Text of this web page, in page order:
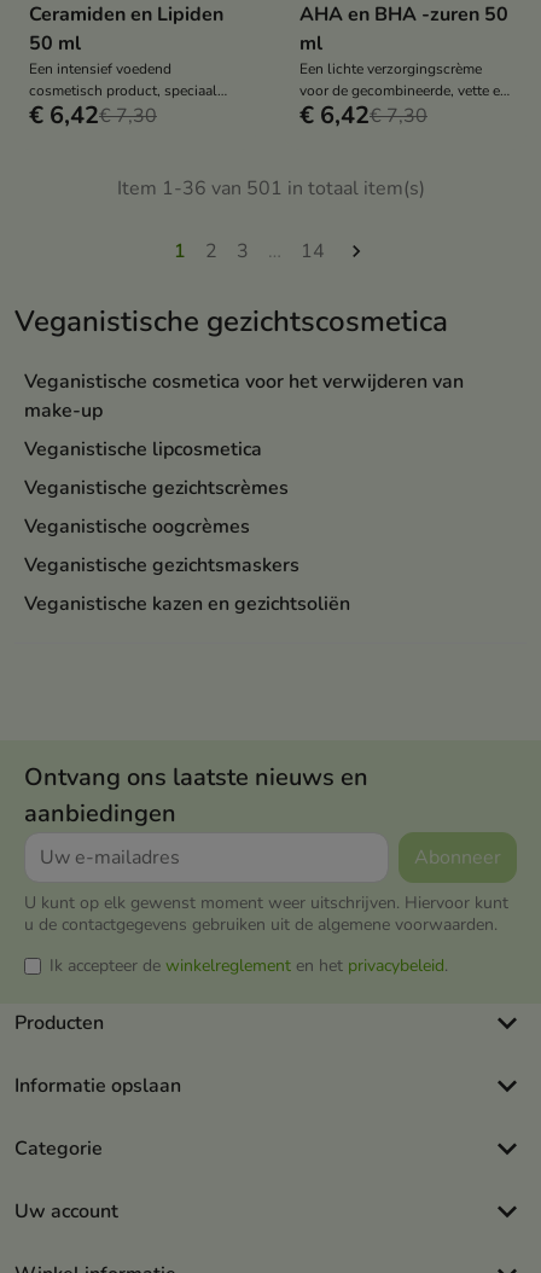
Veganistische gezichtscosmetica
Veganistische cosmetica voor het verwijderen van
make-up
Veganistische lipcosmetica
Veganistische gezichtscrèmes
Veganistische oogcrèmes
Veganistische gezichtsmaskers
Veganistische kazen en gezichtsoliën
Ceramiden en Lipiden
50 ml
Een intensief voedend
cosmetisch product, speciaal
ontwikkeld voor een huid die
€ 6,42€ 7,30
AHA en BHA -zuren 50
ml
Een lichte verzorgingscrème
voor de gecombineerde, vette en
probleemhuid.
€ 6,42€ 7,30
Item 1-36 van 501 in totaal item(s)
1 2 3 … 14 
Ontvang ons laatste nieuws en
aanbiedingen
U kunt op elk gewenst moment weer uitschrijven. Hiervoor kunt
u de contactgegevens gebruiken uit de algemene voorwaarden.
Ik accepteer de winkelreglement en het privacybeleid.
Producten keyboard_arrow_down
Informatie opslaan keyboard_arrow_down
Categorie keyboard_arrow_down
Uw account keyboard_arrow_down